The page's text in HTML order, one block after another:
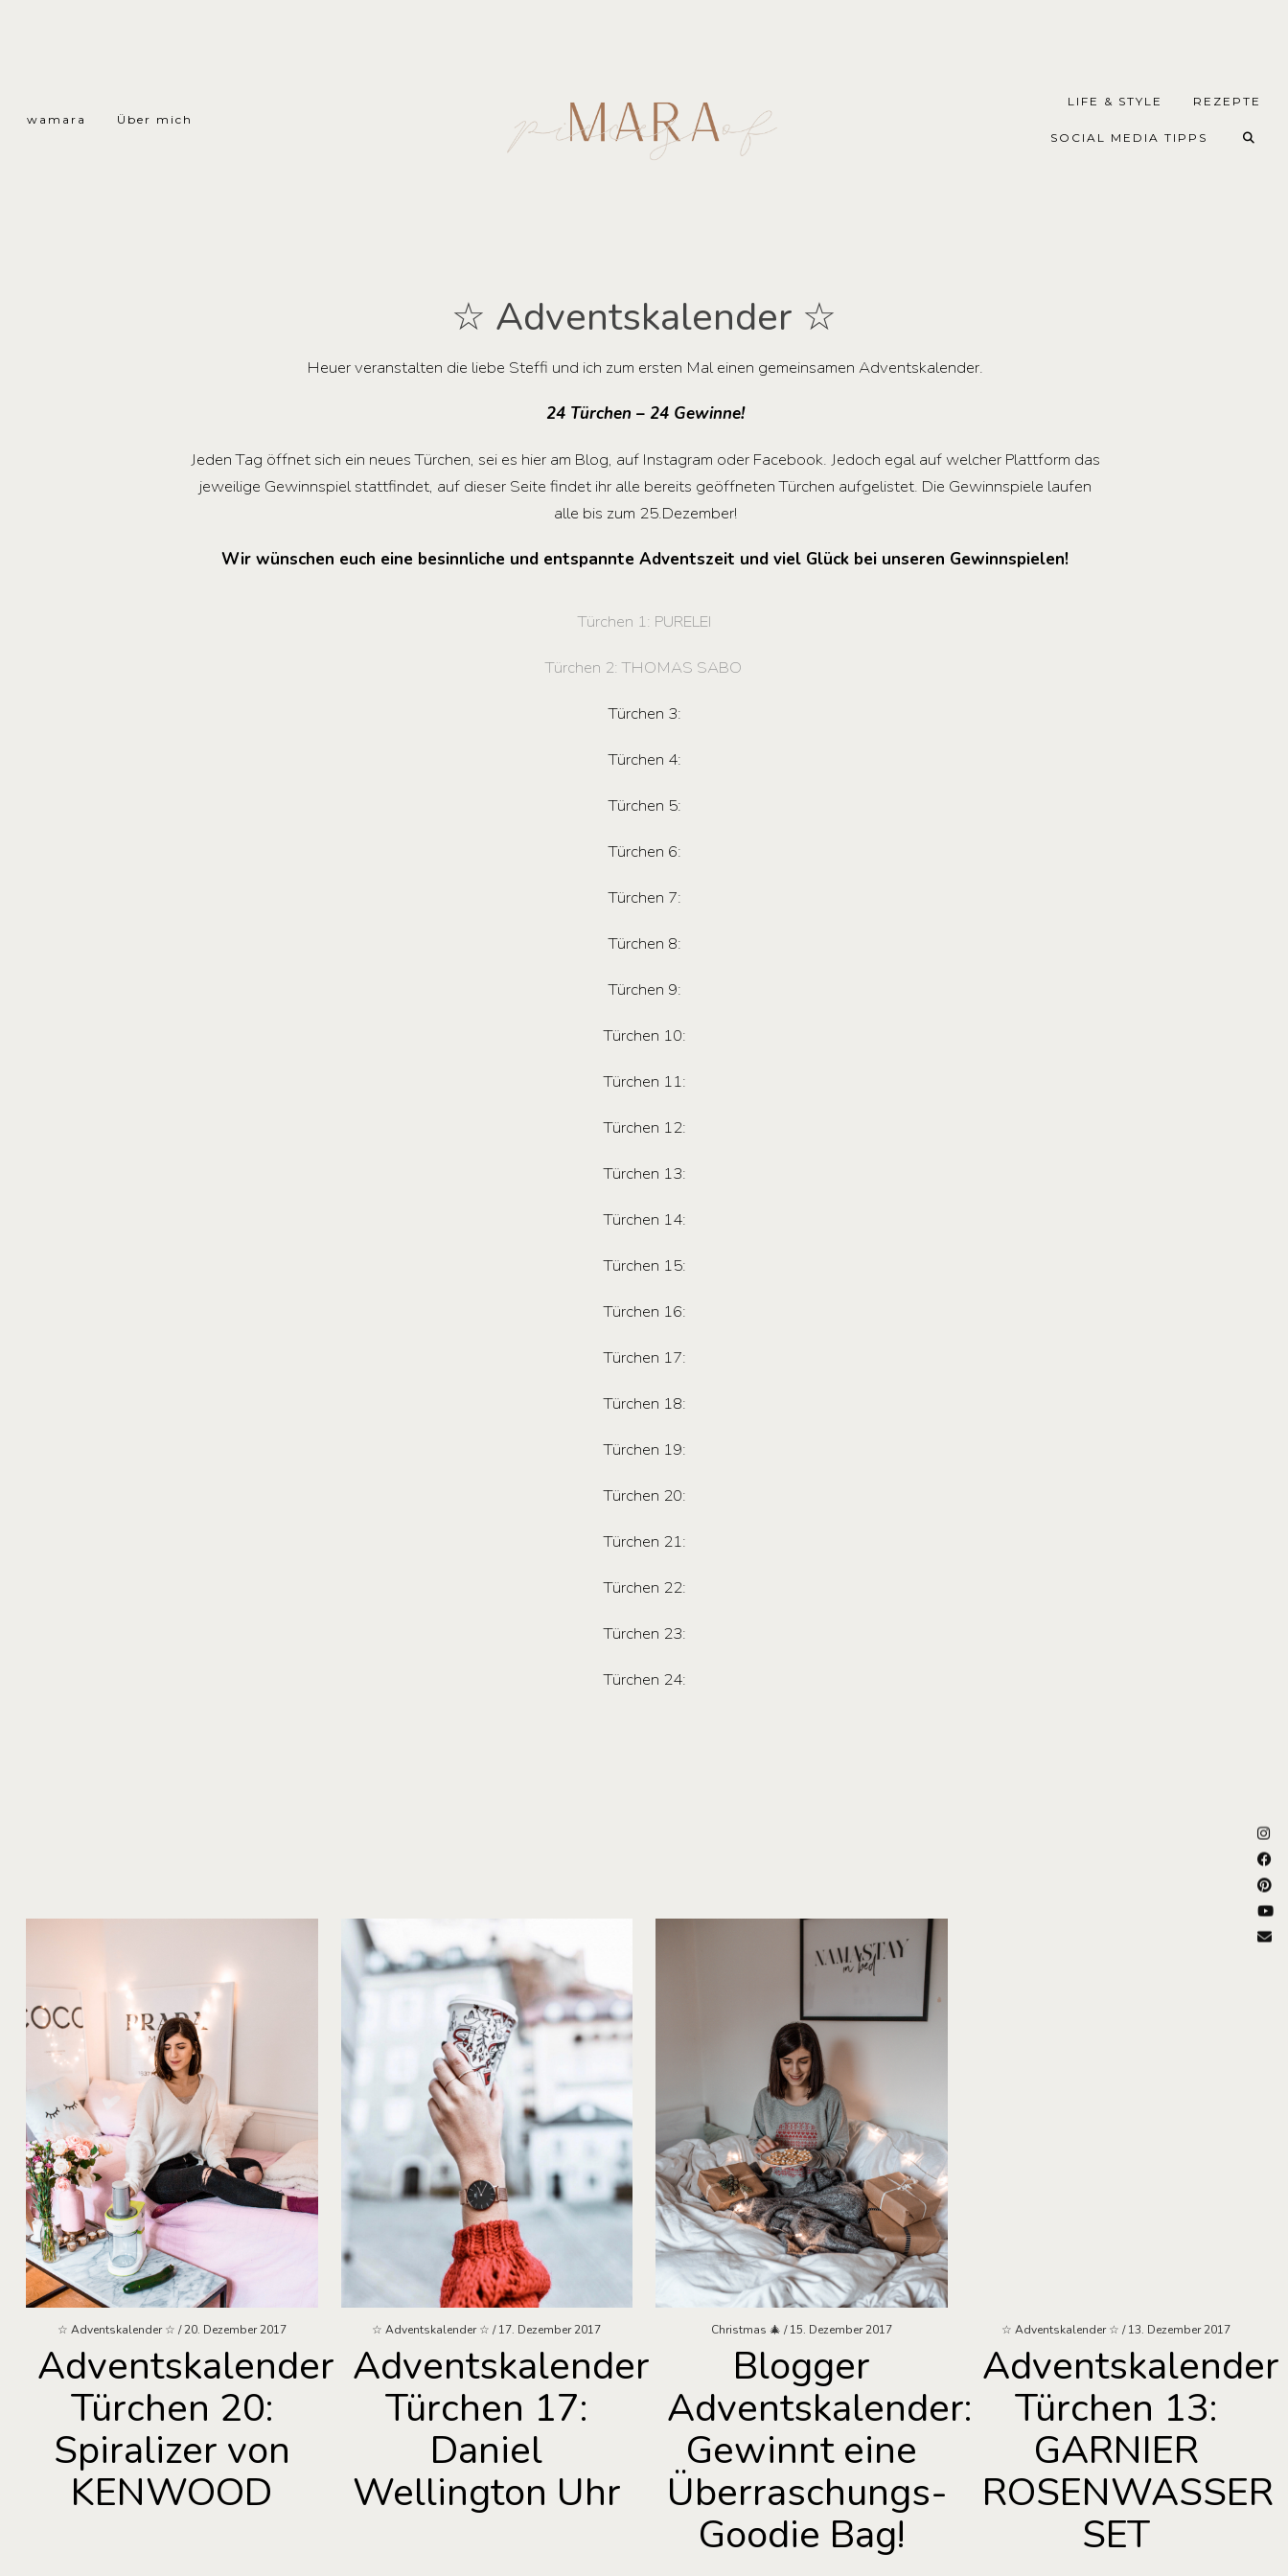
wamara Über mich
LIFE & STYLE REZEPTE
SOCIAL MEDIA TIPPS
☆ Adventskalender ☆
Heuer veranstalten die liebe Steffi und ich zum ersten Mal einen gemeinsamen Adventskalender.
24 Türchen – 24 Gewinne!
Jeden Tag öffnet sich ein neues Türchen, sei es hier am Blog, auf Instagram oder Facebook. Jedoch egal auf welcher Plattform das
jeweilige Gewinnspiel stattfindet, auf dieser Seite findet ihr alle bereits geöffneten Türchen aufgelistet. Die Gewinnspiele laufen
alle bis zum 25.Dezember!
Wir wünschen euch eine besinnliche und entspannte Adventszeit und viel Glück bei unseren Gewinnspielen!
Türchen 1: PURELEI
Türchen 2: THOMAS SABO
Türchen 3:
Türchen 4:
Türchen 5:
Türchen 6:
Türchen 7:
Türchen 8:
Türchen 9:
Türchen 10:
Türchen 11:
Türchen 12:
Türchen 13:
Türchen 14:
Türchen 15:
Türchen 16:
Türchen 17:
Türchen 18:
Türchen 19:
Türchen 20:
Türchen 21:
Türchen 22:
Türchen 23:
Türchen 24:
☆ Adventskalender ☆ 20. Dezember 2017
Adventskalender
Türchen 20:
Spiralizer von
KENWOOD
☆ Adventskalender ☆ 17. Dezember 2017
Adventskalender
Türchen 17:
Daniel
Wellington Uhr
Christmas 🎄 15. Dezember 2017
Blogger
Adventskalender:
Gewinnt eine
Überraschungs-
Goodie Bag!
☆ Adventskalender ☆ 13. Dezember 2017
Adventskalender
Türchen 13:
GARNIER
ROSENWASSER
SET